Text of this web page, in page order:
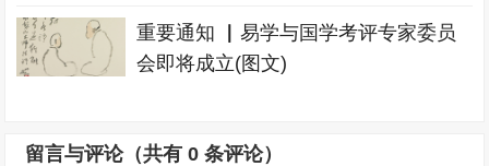
重要通知 ▏易学与国学考评专家委员
会即将成立(图文)
留言与评论（共有0 条评论）